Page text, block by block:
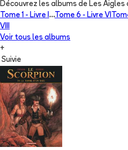
Découvrez les albums de Les Aigles
Tome 1 - Livre I...Tome 6 - Livre VI
VIII
Voir tous les albums
+
Suivie